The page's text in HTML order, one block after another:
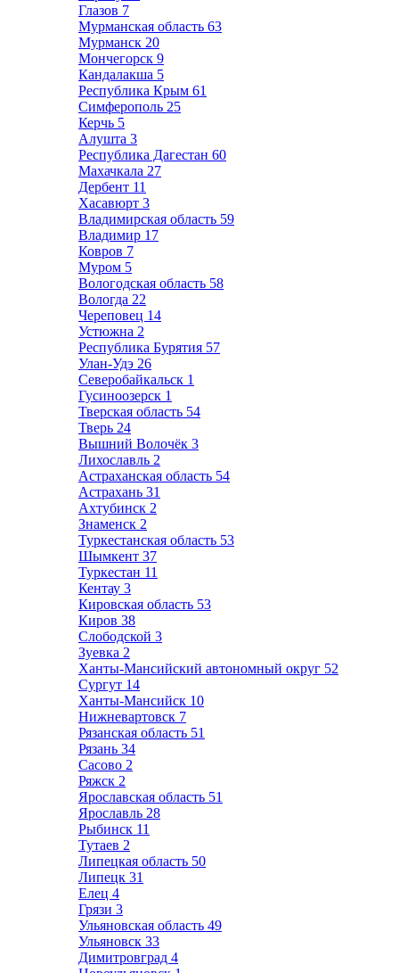
Глазов 7
Мурманская область 63
Мурманск 20
Мончегорск 9
Кандалакша 5
Республика Крым 61
Симферополь 25
Керчь 5
Алушта 3
Республика Дагестан 60
Махачкала 27
Дербент 11
Хасавюрт 3
Владимирская область 59
Владимир 17
Ковров 7
Муром 5
Вологодская область 58
Вологда 22
Череповец 14
Устюжна 2
Республика Бурятия 57
Улан-Удэ 26
Северобайкальск 1
Гусиноозерск 1
Тверская область 54
Тверь 24
Вышний Волочёк 3
Лихославль 2
Астраханская область 54
Астрахань 31
Ахтубинск 2
Знаменск 2
Туркестанская область 53
Шымкент 37
Туркестан 11
Кентау 3
Кировская область 53
Киров 38
Слободской 3
Зуевка 2
Ханты-Мансийский автономный округ 52
Сургут 14
Ханты-Мансийск 10
Нижневартовск 7
Рязанская область 51
Рязань 34
Сасово 2
Ряжск 2
Ярославская область 51
Ярославль 28
Рыбинск 11
Тутаев 2
Липецкая область 50
Липецк 31
Елец 4
Грязи 3
Ульяновская область 49
Ульяновск 33
Димитровград 4